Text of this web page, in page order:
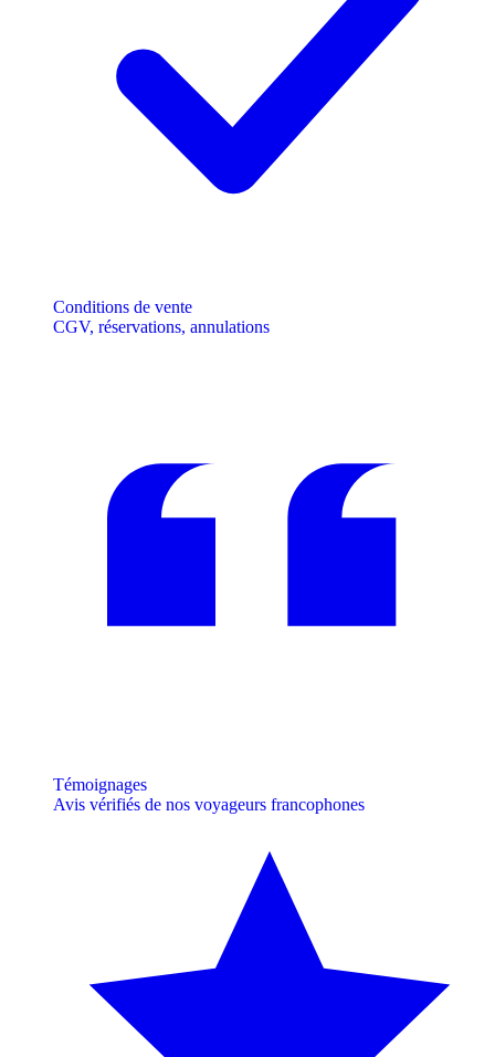
Conditions de vente
CGV, réservations, annulations
Témoignages
Avis vérifiés de nos voyageurs francophones